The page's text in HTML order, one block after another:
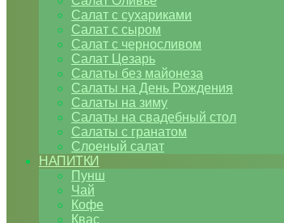
Салат с сухариками
Салат с сыром
Салат с черносливом
Салат Цезарь
Салаты без майонеза
Салаты на День Рождения
Салаты на зиму
Салаты на свадебный стол
Салаты с гранатом
Слоеный салат
НАПИТКИ
Пунш
Чай
Кофе
Квас